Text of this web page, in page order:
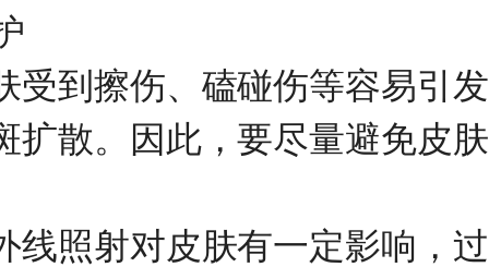
到擦伤、磕碰伤等容易引发
扩散。因此，要尽量避免皮肤
照射对皮肤有一定影响，过